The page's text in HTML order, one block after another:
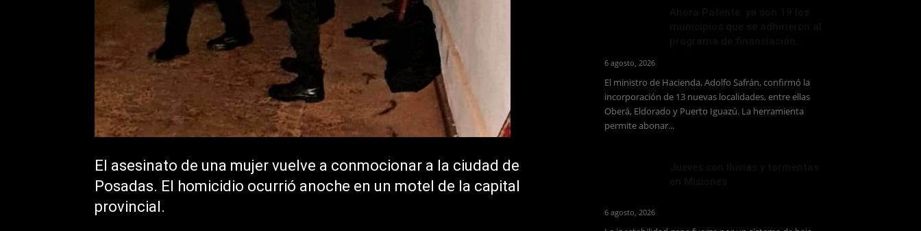
El asesinato de una mujer vuelve a conmocionar a la ciudad de
Posadas. El homicidio ocurrió anoche en un motel de la capital
provincial.
6 agosto, 2026
El ministro de Hacienda, Adolfo Safrán, confirmó la
incorporación de 13 nuevas localidades, entre ellas
Oberá, Eldorado y Puerto Iguazú. La herramienta
permite abonar...
6 agosto, 2026